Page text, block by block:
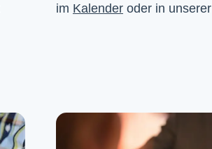
im Kalender oder in unserer